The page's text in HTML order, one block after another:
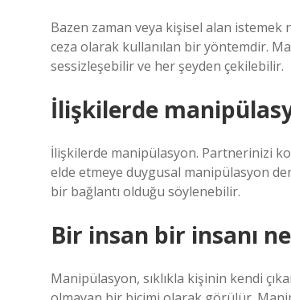
Bazen zaman veya kişisel alan
ceza olarak kullanılan bir yöntemdir.
sessizleşebilir ve her şeyden çekilebilir.
İlişkilerde
İlişkilerde manipülasyon. Partnerinizi
elde etmeye duygusal manipülasyon
bir bağlantı olduğu söylenebilir.
Bir insan bir insanı
Manipülasyon, sıklıkla kişinin kendi